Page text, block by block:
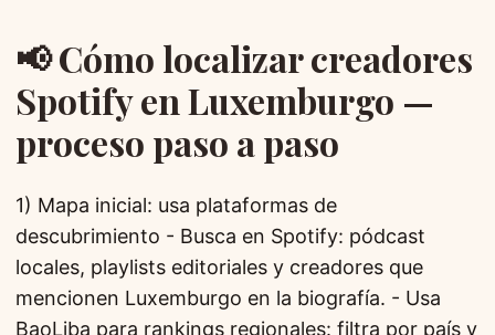
📢 Cómo localizar creadores
Spotify en Luxemburgo —
proceso paso a paso
1) Mapa inicial: usa plataformas de
descubrimiento - Busca en Spotify: pódcast
locales, playlists editoriales y creadores que
mencionen Luxemburgo en la biografía. - Usa
BaoLiba para rankings regionales: filtra por país y